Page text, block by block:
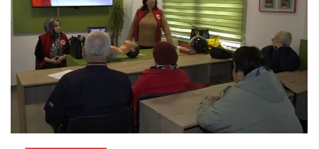
HISTORIA E LËVIZJES
HISTORIA E KRYQIT TË KUQ